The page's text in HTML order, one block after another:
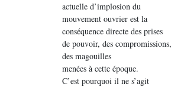
actuelle d’implosion du
mouvement ouvrier est la
conséquence directe des prises
de pouvoir, des compromissions,
des magouilles
menées à cette époque.
C’est pourquoi il ne s’agit